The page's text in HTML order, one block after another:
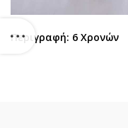
Περιγραφή: 6 Χρονών